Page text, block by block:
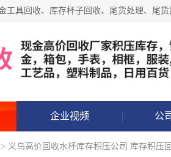
企业视频 公
> 义乌高价回收水杯库存积压公司 库存积压